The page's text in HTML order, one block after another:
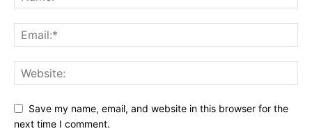
Save my name, email, and website in this browser for the
next time I comment.